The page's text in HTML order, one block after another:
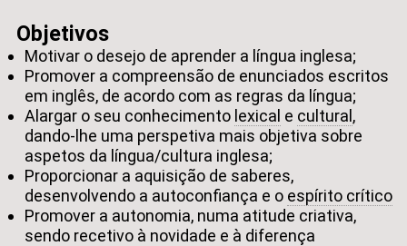
Objetivos
Motivar o desejo de aprender a língua inglesa;
Promover a compreensão de enunciados escritos
em inglês, de acordo com as regras da língua;
Alargar o seu conhecimento lexical e cultural,
dando-lhe uma perspetiva mais objetiva sobre
aspetos da língua/cultura inglesa;
Proporcionar a aquisição de saberes,
desenvolvendo a autoconfiança e o espírito crítico
Promover a autonomia, numa atitude criativa,
sendo recetivo à novidade e à diferença